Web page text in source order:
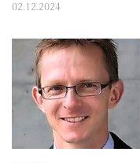
02.12.2024